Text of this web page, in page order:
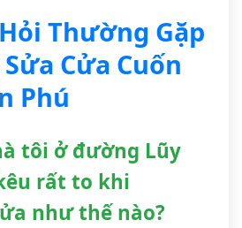
Thường Gặp
Sửa Cửa Cuốn
Phú
tôi ở đường Lũy
rất to khi
như thế nào?